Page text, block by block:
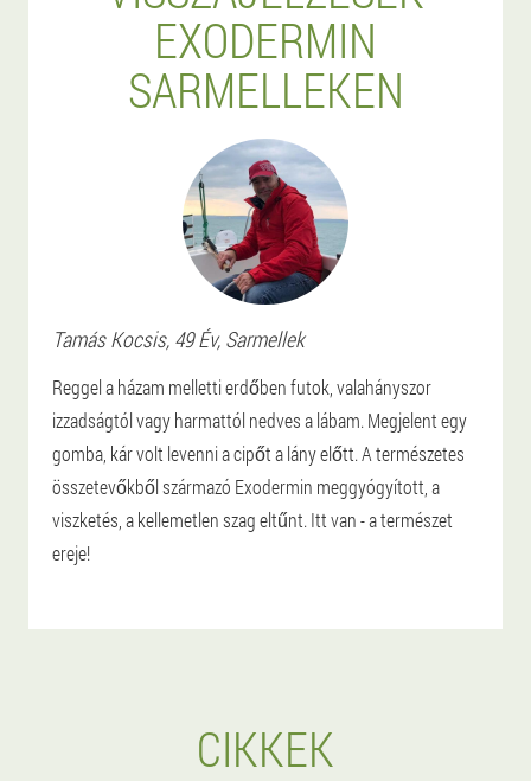
EXODERMIN
SARMELLEKEN
Tamás Kocsis, 49 Év, Sarmellek
Reggel a házam melletti erdőben futok, valahányszor
izzadságtól vagy harmattól nedves a lábam. Megjelent egy
gomba, kár volt levenni a cipőt a lány előtt. A természetes
összetevőkből származó Exodermin meggyógyított, a
viszketés, a kellemetlen szag eltűnt. Itt van - a természet
ereje!
CIKKEK